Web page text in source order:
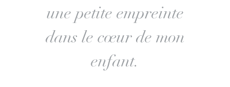
une petite empreinte
dans le cœur de mon
enfant.